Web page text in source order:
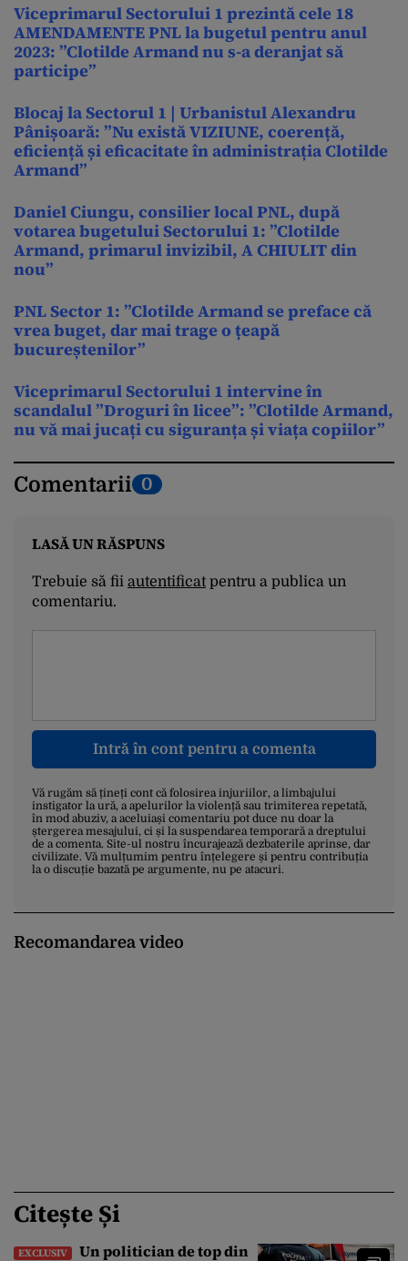
Viceprimarul Sectorului 1 prezintă cele 18
AMENDAMENTE PNL la bugetul pentru anul
2023: ”Clotilde Armand nu s-a deranjat să
participe”
Blocaj la Sectorul 1 | Urbanistul Alexandru
Pânișoară: ”Nu există VIZIUNE, coerență,
eficiență și eficacitate în administrația Clotilde
Armand”
Daniel Ciungu, consilier local PNL, după
votarea bugetului Sectorului 1: ”Clotilde
Armand, primarul invizibil, A CHIULIT din
nou”
PNL Sector 1: ”Clotilde Armand se preface că
vrea buget, dar mai trage o țeapă
bucureștenilor”
Viceprimarul Sectorului 1 intervine în
scandalul ”Droguri în licee”: ”Clotilde Armand,
nu vă mai jucați cu siguranța și viața copiilor”
Comentarii 0
LASĂ UN RĂSPUNS
Trebuie să fii autentificatpentru a publica un
comentariu.
Intră în cont pentru a comenta
Vă rugăm să țineți cont că folosirea injuriilor, a limbajului
instigator la ură, a apelurilor la violență sau trimiterea repetată,
în mod abuziv, a aceluiași comentariu pot duce nu doar la
ștergerea mesajului, ci și la suspendarea temporară a dreptului
de a comenta. Site-ul nostru încurajează dezbaterile aprinse, dar
civilizate. Vă mulțumim pentru înțelegere și pentru contribuția
la o discuție bazată pe argumente, nu pe atacuri.
Recomandarea video
Citește Și
EXCLUSIV
Un politician de top din